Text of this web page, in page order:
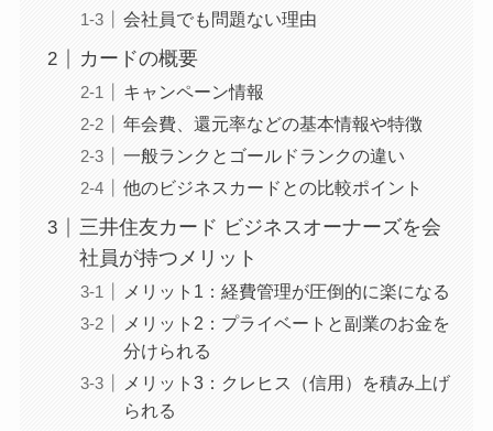
会社員でも問題ない理由
カードの概要
キャンペーン情報
年会費、還元率などの基本情報や特徴
一般ランクとゴールドランクの違い
他のビジネスカードとの比較ポイント
三井住友カード ビジネスオーナーズを会
社員が持つメリット
メリット1：経費管理が圧倒的に楽になる
メリット2：プライベートと副業のお金を
分けられる
メリット3：クレヒス（信用）を積み上げ
られる